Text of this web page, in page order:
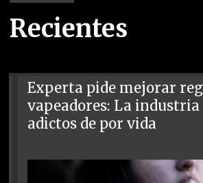
Recientes
Experta pide mejorar
vapeadores: La industria
adictos de por vida